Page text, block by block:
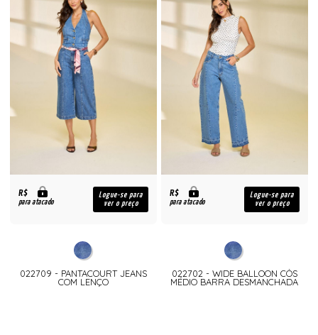
R$
para atacado
Logue-se para
ver o preço
022709 - PANTACOURT JEANS
COM LENÇO
R$
para atacado
Logue-se para
ver o preço
022702 - WIDE BALLOON CÓS
MÉDIO BARRA DESMANCHADA